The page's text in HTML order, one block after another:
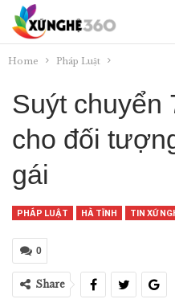
Home Pháp Luật
Suýt chuyển
cho đối
gái
PHÁP LUẬT HÀ TĨNH TIN XỨ
0
Share